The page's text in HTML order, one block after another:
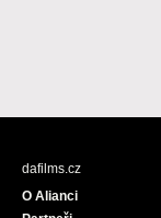
dafilms.cz
O Alianci